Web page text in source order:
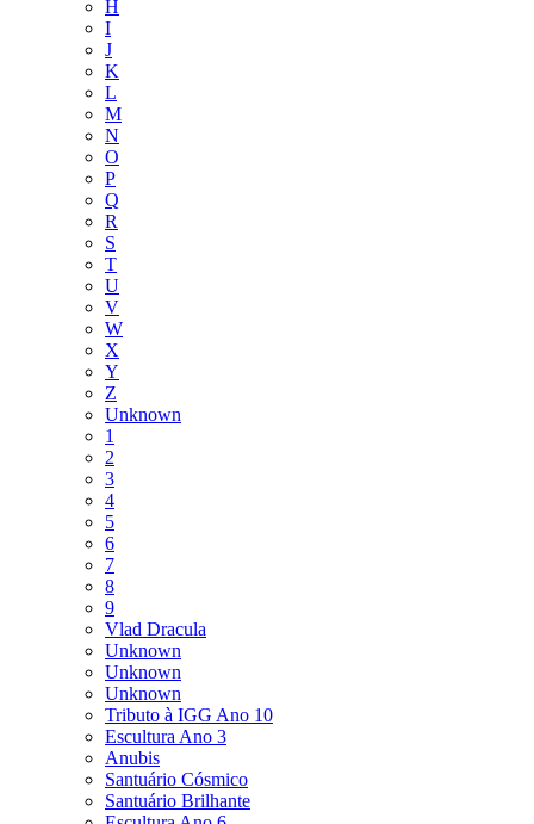
H
I
J
K
L
M
N
O
P
Q
R
S
T
U
V
W
X
Y
Z
Unknown
1
2
3
4
5
6
7
8
9
Vlad Dracula
Unknown
Unknown
Unknown
Tributo à IGG Ano 10
Escultura Ano 3
Anubis
Santuário Cósmico
Santuário Brilhante